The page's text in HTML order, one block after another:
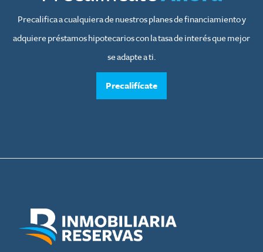
Precalifica a cualquiera de nuestros planes de financiamiento y
adquiere préstamos hipotecarios con la tasa de interés que mejor
se adapte a ti.
Precalifícate